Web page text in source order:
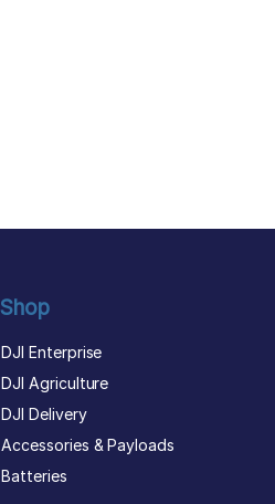
Shop
DJI Enterprise
DJI Agriculture
DJI Delivery
Accessories & Payloads
Batteries